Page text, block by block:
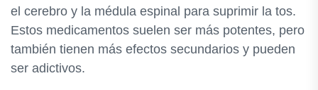
el cerebro y la médula espinal para suprimir la tos.
Estos medicamentos suelen ser más potentes, pero
también tienen más efectos secundarios y pueden
ser adictivos.